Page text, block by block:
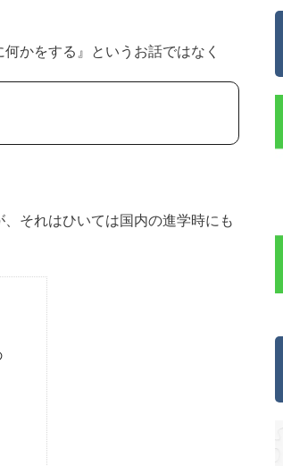
かをする』というお話ではなく
それはひいては国内の進学時にも